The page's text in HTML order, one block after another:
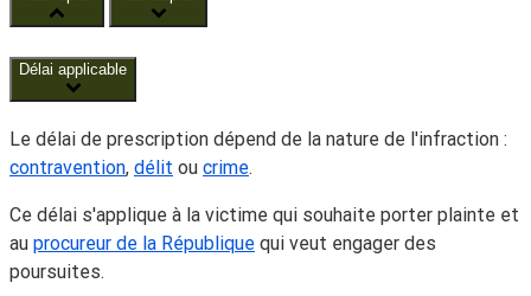
Délai applicable
Le délai de prescription dépend de la nature de l'infraction :
contravention, délit ou crime.
Ce délai s'applique à la victime qui souhaite porter plainte et
au procureur de la République qui veut engager des
poursuites.